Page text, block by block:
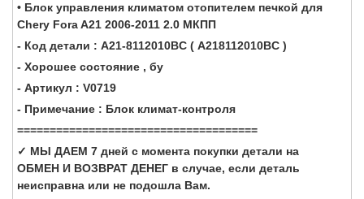
• Блок управления климатом отопителем печкой для
Chery Fora A21 2006-2011 2.0 МКПП
- Код детали : A21-8112010BC ( A218112010BC )
- Хорошее состояние , бу
- Артикул : V0719
- Примечание : Блок климат-контроля
=====================================
✓ МЫ ДАЕМ 7 дней с момента покупки детали на
ОБМЕН И ВОЗВРАТ ДЕНЕГ в случае, если деталь
неисправна или не подошла Вам.